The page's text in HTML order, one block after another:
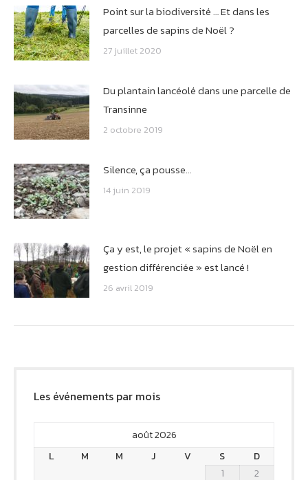
Point sur la biodiversité … Et dans les
parcelles de sapins de Noël ?
27 juillet 2020
Du plantain lancéolé dans une parcelle de
Transinne
2 octobre 2019
Silence, ça pousse…
14 juin 2019
Ça y est, le projet « sapins de Noël en
gestion différenciée » est lancé !
26 avril 2019
Les événements par mois
août 2026
L
M M J V S
D
1
2